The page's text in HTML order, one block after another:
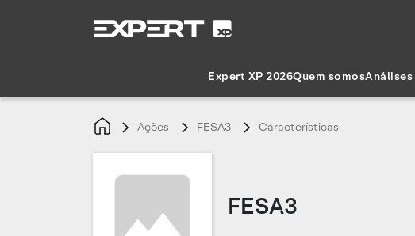
Expert XP 2026Quem somosAnálises
Ações FESA3 Características
FESA3